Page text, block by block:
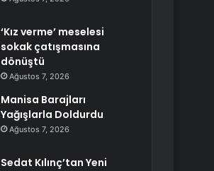
‘Kız verme’ meselesi
sokak çatışmasına
dönüştü
Ağustos 7, 2026
Manisa Barajları
Yağışlarla Doldurdu
Ağustos 7, 2026
Sedat Kılınç’tan Yeni